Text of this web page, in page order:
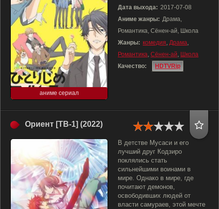
аниме сериал
Дата выхода: 2017-07-08
Аниме жанры: Драма,
Романтика, Сёнен-ай, Школа
Жанры: комедия, Драма,
Романтика, Сёнен-ай, Школа
Качество:
HDTVRip
Ориент [ТВ-1] (2022)
В детстве Мусаси и его
лучший друг Кодзиро
поклялись стать
сильнейшими воинами в
мире. Однако в мире, где
почитают демонов,
освободивших людей от
власти самураев, этой мечте